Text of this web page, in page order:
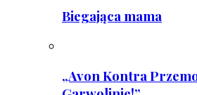
Biegająca mama
„Avon Kontra